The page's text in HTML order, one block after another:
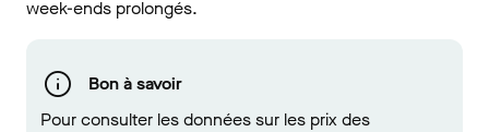
week-ends prolongés.
Bon à savoir
Pour consulter les données sur les prix des